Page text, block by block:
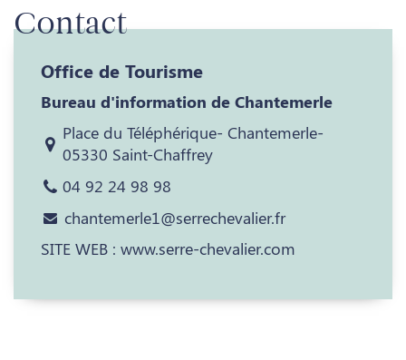
Contact
Office de Tourisme
Bureau d'information de Chantemerle
Place du Téléphérique- Chantemerle-
05330 Saint-Chaffrey
04 92 24 98 98
chantemerle1@serrechevalier.fr
SITE WEB : www.serre-chevalier.com